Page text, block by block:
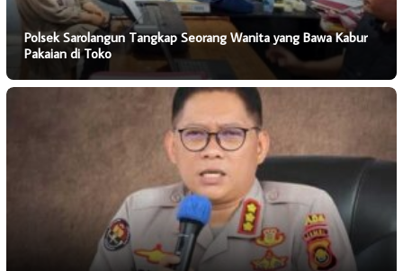
Polsek Sarolangun Tangkap Seorang Wanita yang Bawa Kabur
Pakaian di Toko